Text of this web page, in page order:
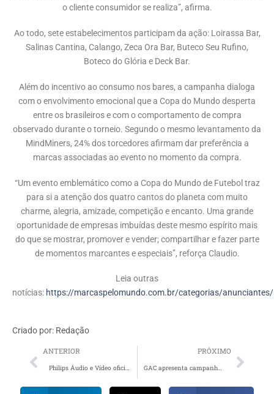
o cliente consumidor se realiza”, afirma.
Ao todo, sete estabelecimentos participam da ação: Loirassa Bar,
Salinas Cantina, Calango, Zeca Ora Bar, Buteco Seu Rufino,
Boteco do Glória e Deck Bar.
Além do incentivo ao consumo nos bares, a campanha dialoga
com o envolvimento emocional que a Copa do Mundo desperta
entre os brasileiros e com o comportamento de compra
observado durante o torneio. Segundo o mesmo levantamento da
MindMiners, 24% dos torcedores afirmam dar preferência a
marcas associadas ao evento no momento da compra.
“Um evento emblemático como a Copa do Mundo de Futebol traz
para si a atenção dos quatro cantos do planeta com muito
charme, alegria, amizade, competição e encanto. Uma grande
oportunidade de empresas imbuídas deste mesmo espírito mais
do que se mostrar, promover e vender; compartilhar e fazer parte
de momentos marcantes e especiais”, reforça Claudio.
Leia outras
notícias: https://marcaspelomundo.com.br/categorias/anunciantes/
Criado por: Redação
ANTERIOR
Philips Áudio e Vídeo oficializa Fred Bruno como embaixador
PRÓXIMO
GAC apresenta campanha do AION UT com Paolla Oliveira